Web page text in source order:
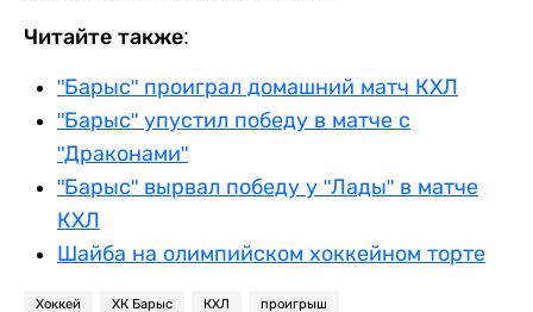
Читайте также:
"Барыс" проиграл домашний матч КХЛ
"Барыс" упустил победу в матче с
"Драконами"
"Барыс" вырвал победу у "Лады" в матче
КХЛ
Шайба на олимпийском хоккейном торте
Хоккей ХК Барыс КХЛ проигрыш